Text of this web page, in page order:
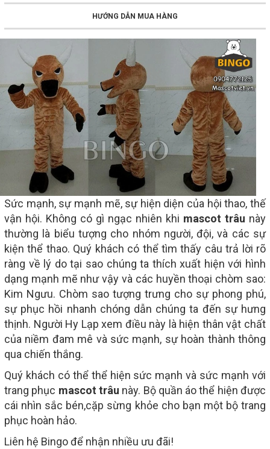
HƯỚNG DẪN MUA HÀNG
Sức mạnh, sự mạnh mẽ, sự hiện diện của hội thao, thế
vận hội. Không có gì ngạc nhiên khi mascot trâu này
thường là biểu tượng cho nhóm người, đội, và các sự
kiện thể thao. Quý khách có thể tìm thấy câu trả lời rõ
ràng về lý do tại sao chúng ta thích xuất hiện với hình
dạng mạnh mẽ như vậy và các huyền thoại chòm sao:
Kim Ngưu. Chòm sao tượng trưng cho sự phong phú,
sự phục hồi nhanh chóng dẫn chúng ta đến sự hưng
thịnh. Người Hy Lạp xem điều này là hiện thân vật chất
của niềm đam mê và sức mạnh, sự hoàn thành thông
qua chiến thắng.
Quý khách có thể thể hiện sức mạnh và sức mạnh với
trang phục mascot trâu này. Bộ quần áo thể hiện được
cái nhìn sắc bén,cặp sừng khỏe cho bạn một bộ trang
phục hoàn hảo.
Liên hệ Bingo để nhận nhiều ưu đãi!